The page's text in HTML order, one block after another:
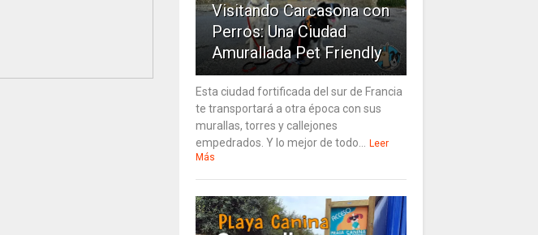
Visitando Carcasona con
Perros: Una Ciudad
Amurallada Pet Friendly
Esta ciudad fortificada del sur de Francia
te transportará a otra época con sus
murallas, torres y callejones
empedrados. Y lo mejor de todo...
Leer
Más